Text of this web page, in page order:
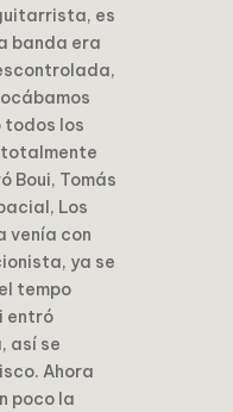
es
banda era
todos los
totalmente
Boui, Tomás
Los
venía con
ya se
tempo
entró
así se
Ahora
poco la